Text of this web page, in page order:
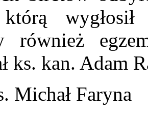
również
ks. kan. Adam
Michał Faryna